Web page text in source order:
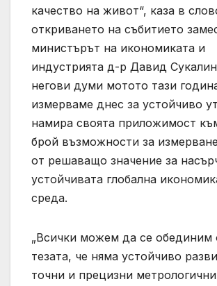
качество на живот“, каза в
откриването на събитието
министърът на икономиката и
индустрията д-р Давид
негови думи мотото тази
измерваме днес за устойчиво
намира своята приложимост
брой възможности за
от решаващо значение за
устойчивата глобална
среда.
„Всички можем да се обединим
тезата, че няма устойчиво
точни и прецизни метрологични